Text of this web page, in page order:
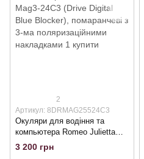
2
Артикул: 8DRMAG25524C3
Окуляри для водіння та
компьютера Romeo Julietta
Mag3-24С3 (Drive Digital Blue
Blocker), помаранчеві з 3-ма
3 200 грн